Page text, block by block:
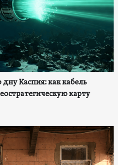
Каспия: как кабель
карту